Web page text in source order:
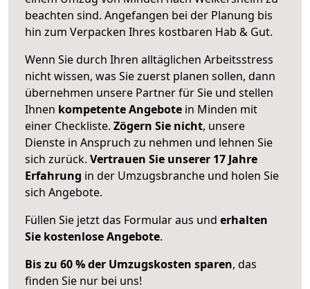
beachten sind. Angefangen bei der Planung bis
hin zum Verpacken Ihres kostbaren Hab & Gut.
Wenn Sie durch Ihren alltäglichen Arbeitsstress
nicht wissen, was Sie zuerst planen sollen, dann
übernehmen unsere Partner für Sie und stellen
Ihnen kompetente Angebote in Minden mit
einer Checkliste. Zögern Sie nicht, unsere
Dienste in Anspruch zu nehmen und lehnen Sie
sich zurück. Vertrauen Sie unserer 17 Jahre
Erfahrung in der Umzugsbranche und holen Sie
sich Angebote.
Füllen Sie jetzt das Formular aus und erhalten
Sie kostenlose Angebote.
Bis zu 60 % der Umzugskosten sparen, das
finden Sie nur bei uns!